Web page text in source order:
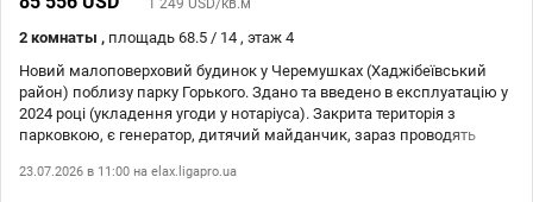
1 249 USD/кв.м
2 комнаты , площадь 68.5 / 14 , этаж 4
Новий малоповерховий будинок у Черемушках (Хаджібеївський
район) поблизу парку Горького. Здано та введено в експлуатацію у
2024 році (укладення угоди у нотаріуса). Закрита територія з
парковкою, є генератор, дитячий майданчик, зараз проводять
для всіх квартир. Кожна квартира зі своїм індивідуальним газовим
23.07.2026 в 11:00 на elax.ligapro.ua